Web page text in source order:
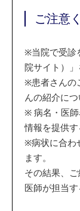
ご注意
※当院で受診
院サイト）」
※患者さんの
んの紹介に
※ 病名・医
情報を提供す
※病状に合わ
ます。
その結果、
医師が担当す